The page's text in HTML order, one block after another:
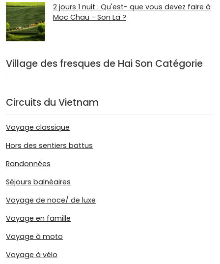
2 jours 1 nuit : Qu'est- que vous devez faire à
Moc Chau - Son La ?
Village des fresques de Hai Son Catégorie
Circuits du Vietnam
Voyage classique
Hors des sentiers battus
Randonnées
Séjours balnéaires
Voyage de noce/ de luxe
Voyage en famille
Voyage à moto
Voyage à vélo